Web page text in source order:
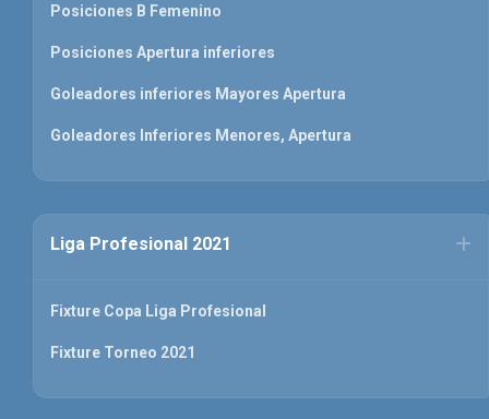
Posiciones B Femenino
Posiciones Apertura inferiores
Goleadores inferiores Mayores Apertura
Goleadores Inferiores Menores, Apertura
Liga Profesional 2021
Fixture Copa Liga Profesional
Fixture Torneo 2021